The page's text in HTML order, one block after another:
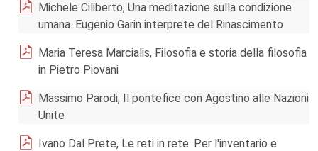
Michele Ciliberto, Una meditazione sulla condizione
umana. Eugenio Garin interprete del Rinascimento
Maria Teresa Marcialis, Filosofia e storia della filosofia
in Pietro Piovani
Massimo Parodi, Il pontefice con Agostino alle Nazioni
Unite
Ivano Dal Prete, Le reti in rete. Per l'inventario e